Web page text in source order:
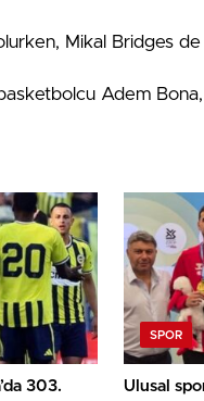
Mikal Bridges de
Adem
303.
SPOR
Ulusal